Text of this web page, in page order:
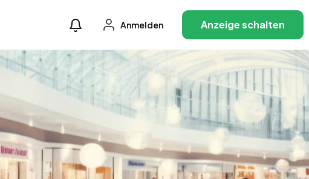
Anmelden Anzeige schalten